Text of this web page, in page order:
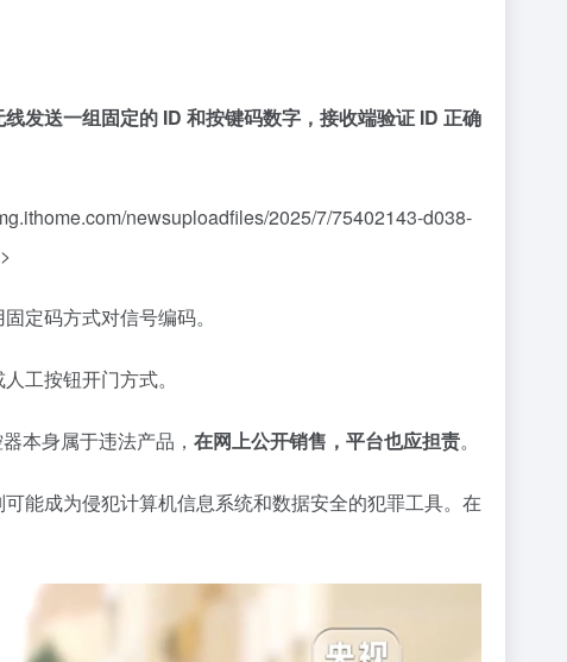
发送一组固定的 ID 和按键码数字，接收端验证 ID 正确
newsuploadfiles/2025/7/75402143-d038-
定码方式对信号编码。
工按钮开门方式。
本身属于违法产品， 在网上公开销售，平台也应担责。
能成为侵犯计算机信息系统和数据安全的犯罪工具。在